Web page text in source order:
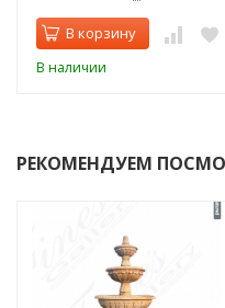
В корзину
В наличии
РЕКОМЕНДУЕМ